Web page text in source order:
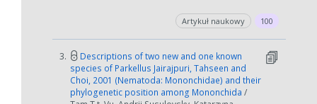
Artykuł naukowy 100
3.
Descriptions of two new and one known
species of Parkellus Jairajpuri, Tahseen and
Choi, 2001 (Nematoda: Mononchidae) and their
phylogenetic position among Mononchida /